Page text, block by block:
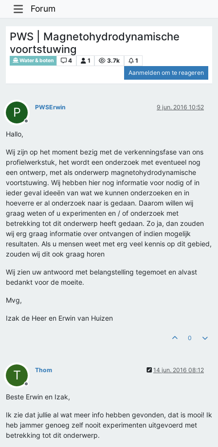
Forum
PWS | Magnetohydrodynamische
voortstuwing
Water & boten 4 1 3.7k
1
Aanmelden om te reageren
P
Offline
PWSErwin 9 jun. 2016 10:52
Hallo,
Wij zijn op het moment bezig met de verkenningsfase van ons
profielwerkstuk, het wordt een onderzoek met eventueel nog
een ontwerp, met als onderwerp magnetohydrodynamische
voortstuwing. Wij hebben hier nog informatie voor nodig of in
ieder geval ideeën van wat we kunnen onderzoeken en in
hoeverre er al onderzoek naar is gedaan. Daarom willen wij
graag weten of u experimenten en / of onderzoek met
betrekking tot dit onderwerp heeft gedaan. Zo ja, dan zouden
wij erg graag informatie over ontvangen of indien mogelijk
resultaten. Als u mensen weet met erg veel kennis op dit gebied,
zouden wij dit ook graag horen
Wij zien uw antwoord met belangstelling tegemoet en alvast
bedankt voor de moeite.
Mvg,
Izak de Heer en Erwin van Huizen
0
T
Offline
Thom 14 jun. 2016 08:12
Beste Erwin en Izak,
Ik zie dat jullie al wat meer info hebben gevonden, dat is mooi! Ik
heb jammer genoeg zelf nooit experimenten uitgevoerd met
betrekking tot dit onderwerp.